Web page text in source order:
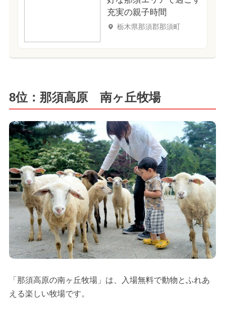
充実の親子時間
栃木県那須郡那須町
8位：那須高原 南ヶ丘牧場
「那須高原の南ヶ丘牧場」は、入場無料で動物とふれあ
える楽しい牧場です。